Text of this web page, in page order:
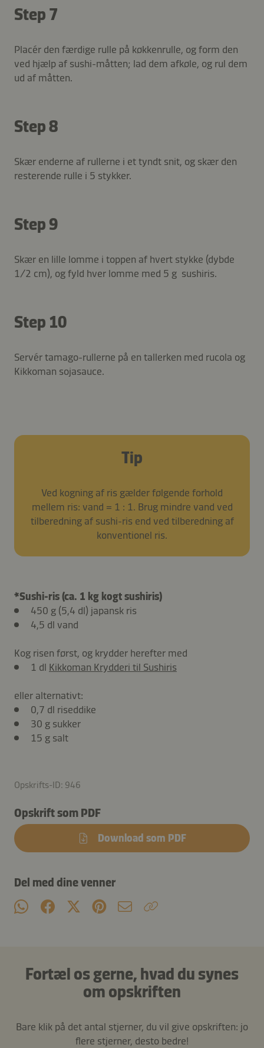
Step 7
Placér den færdige rulle på køkkenrulle, og form den
ved hjælp af sushi-måtten; lad dem afkøle, og rul dem
ud af måtten.
Step 8
Skær enderne af rullerne i et tyndt snit, og skær den
resterende rulle i 5 stykker.
Step 9
Skær en lille lomme i toppen af hvert stykke (dybde
1/2 cm), og fyld hver lomme med 5 g sushiris.
Step 10
Servér tamago-rullerne på en tallerken med rucola og
Kikkoman sojasauce.
Tip
Ved kogning af ris gælder følgende forhold
mellem ris: vand = 1 : 1. Brug mindre vand ved
tilberedning af sushi-ris end ved tilberedning af
konventionel ris.
*Sushi-ris (ca. 1 kg kogt sushiris)
450 g (5,4 dl) japansk ris
4,5 dl vand
Kog risen først, og krydder herefter med
1 dl Kikkoman Krydderi til Sushiris
eller alternativt:
0,7 dl riseddike
30 g sukker
15 g salt
Opskrifts-ID: 946
Opskrift som PDF
Download som PDF
Del med dine venner
Fortæl os gerne, hvad du synes
om opskriften
Bare klik på det antal stjerner, du vil give opskriften: jo
flere stjerner, desto bedre!